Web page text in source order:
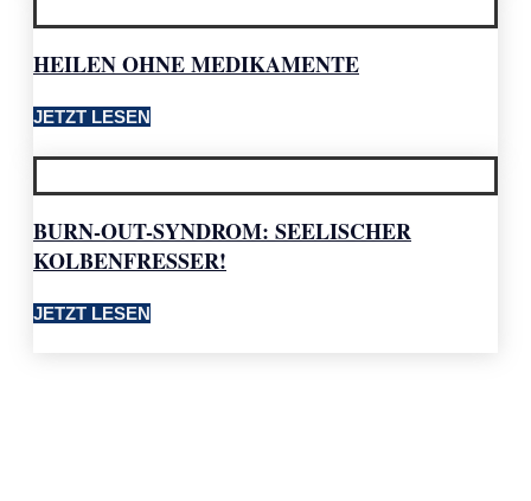
HEILEN OHNE MEDIKAMENTE
JETZT LESEN
BURN-OUT-SYNDROM: SEELISCHER
KOLBENFRESSER!
JETZT LESEN